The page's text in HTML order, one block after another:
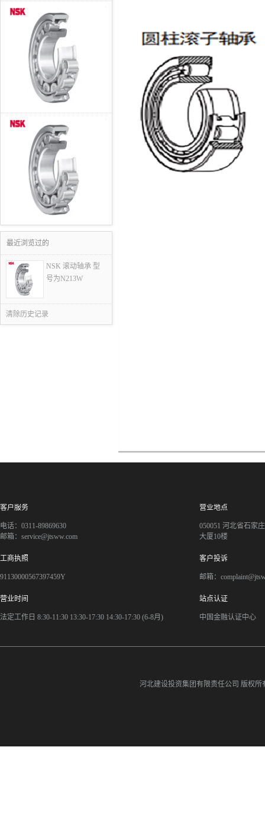
最近浏览过的
NSK 滚动轴承 型
号为N213W
清除历史记录
客户服务
电话：0311-89869630
邮箱：service@jtsww.com
营业地点
050051 河北省石家
大厦10楼
工商执照
91130000567397459Y
客户投诉
邮箱：
营业时间
法定工作日 8:30-11:30 13:30-17:30 14:30-17:30 (6-8月)
站点认证
中国金融认证中心
河北建设投资集团有限责任公司 版权所